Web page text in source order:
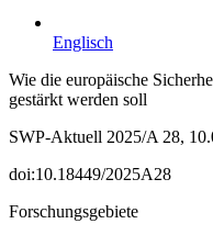
Englisch
Wie die europäische
gestärkt werden soll
SWP-Aktuell 2025/A 28,
doi:10.18449/2025A28
Forschungsgebiete